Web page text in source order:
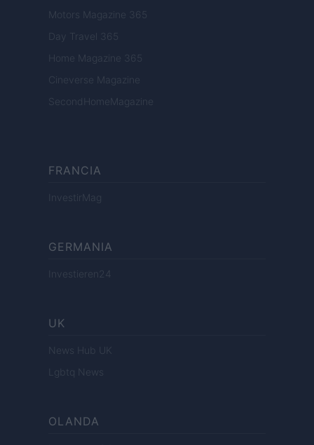
Motors Magazine 365
Day Travel 365
Home Magazine 365
Cineverse Magazine
SecondHomeMagazine
FRANCIA
InvestirMag
GERMANIA
Investieren24
UK
News Hub UK
Lgbtq News
OLANDA